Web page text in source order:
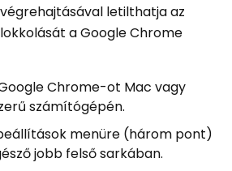
letilthatja az
a Google Chrome
Chrome-ot Mac vagy
számítógépén.
menüre (három pont)
jobb felső sarkában.